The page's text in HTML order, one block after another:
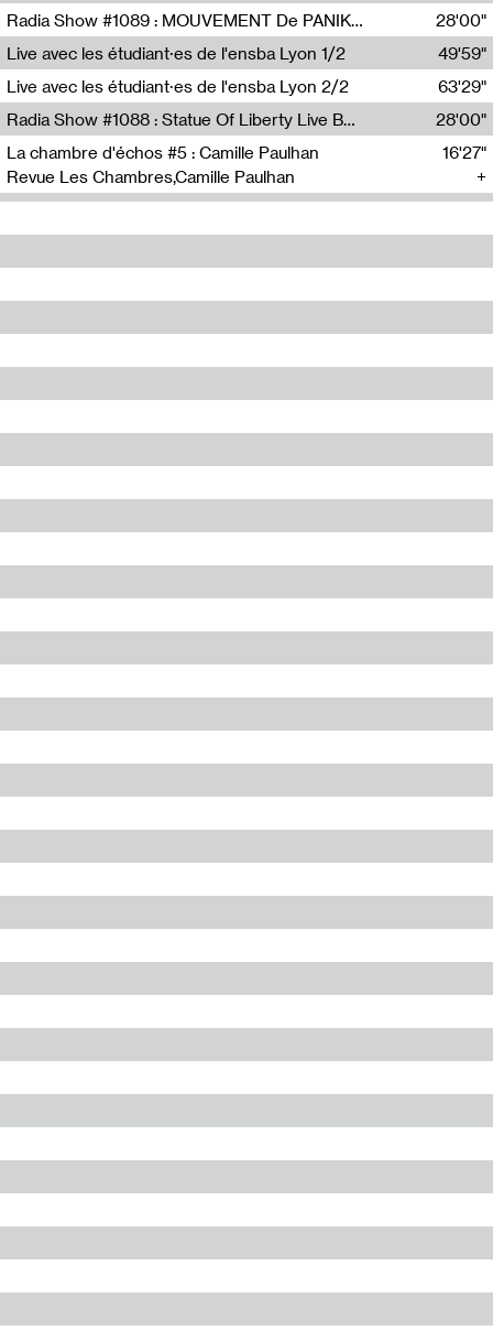
Nima Henryon,Athéna Noël,Amir Genillon,Ibourayane Ahmadi,Manelle Cherrih,Honorine Gibello,John Weeber,Manon JosephRadia Show #1089 : MOUVEMENT De PANIK (Radio Panik)
Radio Panik
28'00"
Live avec les étudiant·es de l'ensba Lyon 1/2
49'59"
Live avec les étudiant·es de l'ensba Lyon 2/2
63'29"
Radia Show #1088 : Statue Of Liberty Live By Ed Baxter (Resonance)
Resonance
28'00"
La chambre d'échos #5 : Camille Paulhan
Revue Les Chambres,Camille Paulhan
16'27"